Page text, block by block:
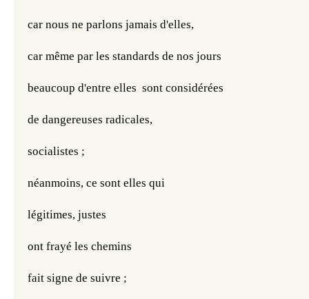
car nous ne parlons jamais d'elles,
car même par les standards de nos jours
beaucoup d'entre elles sont considérées
de dangereuses radicales,
socialistes ;
néanmoins, ce sont elles qui
légitimes, justes
ont frayé les chemins
fait signe de suivre ;